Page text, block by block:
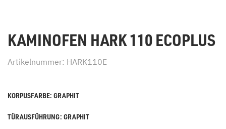
KAMINOFEN HARK 110 ECOPLUS
Artikelnummer: HARK110E
KORPUSFARBE: GRAPHIT
TÜRAUSFÜHRUNG: GRAPHIT